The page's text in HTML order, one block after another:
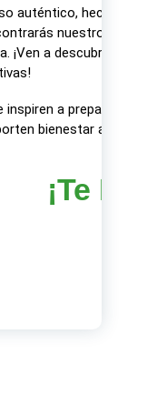
auténtico, hecho
nuestro
¡Ven a descubrir el
a preparar y
bienestar a tu día
¡Te